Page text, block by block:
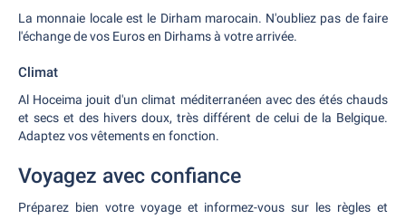
La monnaie locale est le Dirham marocain. N'oubliez pas de faire
l'échange de vos Euros en Dirhams à votre arrivée.
Climat
Al Hoceima jouit d'un climat méditerranéen avec des étés chauds
et secs et des hivers doux, très différent de celui de la Belgique.
Adaptez vos vêtements en fonction.
Voyagez avec confiance
Préparez bien votre voyage et informez-vous sur les règles et